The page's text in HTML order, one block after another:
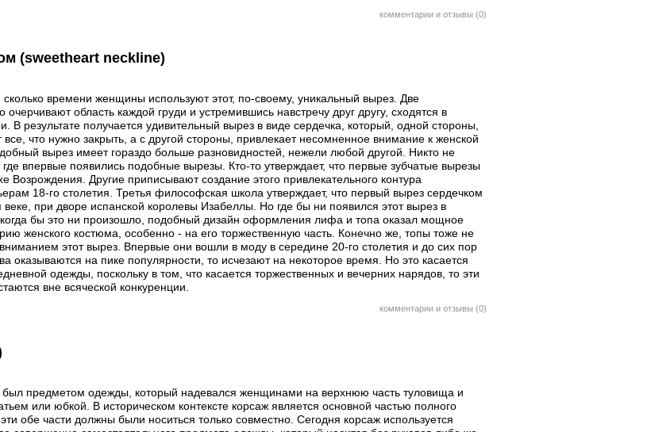
комментарии и отзывы (0)
(sweetheart neckline)
сколько времени женщины используют этот, по-своему, уникальный вырез. Две
очерчивают область каждой груди и устремившись навстречу друг другу, сходятся в
В результате получается удивительный вырез в виде сердечка, который, одной стороны,
все, что нужно закрыть, а с другой стороны, привлекает несомненное внимание к женской
вырез имеет гораздо больше разновидностей, нежели любой другой. Никто не
где впервые появились подобные вырезы. Кто-то утверждает, что первые зубчатые вырезы
Возрождения. Другие приписывают создание этого привлекательного контура
18-го столетия. Третья философская школа утверждает, что первый вырез сердечком
при дворе испанской королевы Изабеллы. Но где бы ни появился этот вырез в
когда бы это ни произошло, подобный дизайн оформления лифа и топа оказал мощное
женского костюма, особенно - на его торжественную часть. Конечно же, топы тоже не
этот вырез. Впервые они вошли в моду в середине 20-го столетия и до сих пор
оказываются на пике популярности, то исчезают на некоторое время. Но это касается
одежды, поскольку в том, что касается торжественных и вечерних нарядов, то эти
вне всяческой конкуренции.
комментарии и отзывы (0)
был предметом одежды, который надевался женщинами на верхнюю часть туловища и
или юбкой. В историческом контексте корсаж является основной частью полного
обе части должны были носиться только совместно. Сегодня корсаж используется